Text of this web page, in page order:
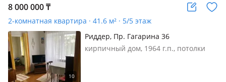
8 000 000₸
2-комнатная квартира · 41.6 м² · 5/5 этаж
Риддер, Пр. Гагарина 36
кирпичный дом, 1964 г.п., потолки